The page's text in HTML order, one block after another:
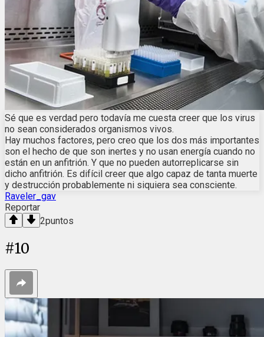
Sé que es verdad pero todavía me cuesta creer que los virus
no sean considerados organismos vivos.
Hay muchos factores, pero creo que los dos más importantes
son el hecho de que son inertes y no usan energía cuando no
están en un anfitrión. Y que no pueden autorreplicarse sin
dicho anfitrión. Es difícil creer que algo capaz de tanta muerte
y destrucción probablemente ni siquiera sea consciente.
Raveler_gav
Reportar
2puntos
#10